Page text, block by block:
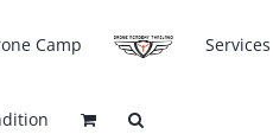
Camp Services